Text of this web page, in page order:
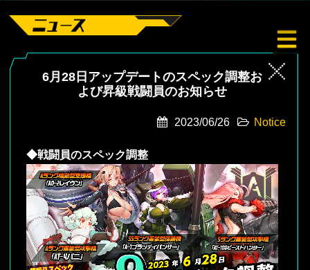
6月28日アップデートのスペック調整お
よび昇級戦闘員のお知らせ
2023/06/26 Notice
◆戦闘員のスペック調整